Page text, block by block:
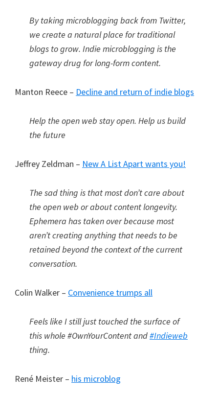
By taking microblogging back from Twitter,
we create a natural place for traditional
blogs to grow. Indie microblogging is the
gateway drug for long-form content.
Manton Reece – Decline and return of indie blogs
Help the open web stay open. Help us build
the future
Jeffrey Zeldman – New A List Apart wants you!
The sad thing is that most don’t care about
the open web or about content longevity.
Ephemera has taken over because most
aren’t creating anything that needs to be
retained beyond the context of the current
conversation.
Colin Walker – Convenience trumps all
Feels like I still just touched the surface of
this whole #OwnYourContent and#Indieweb
thing.
René Meister – his microblog